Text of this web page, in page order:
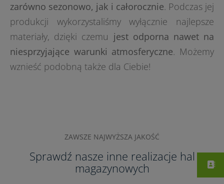
zarówno sezonowo, jak i całorocznie. Podczas jej
produkcji wykorzystaliśmy wyłącznie najlepsze
materiały, dzięki czemu jest odporna nawet na
niesprzyjające warunki atmosferyczne. Możemy
wznieść podobną także dla Ciebie!
ZAWSZE NAJWYŻSZA JAKOŚĆ
Sprawdź nasze inne realizacje hal
magazynowych